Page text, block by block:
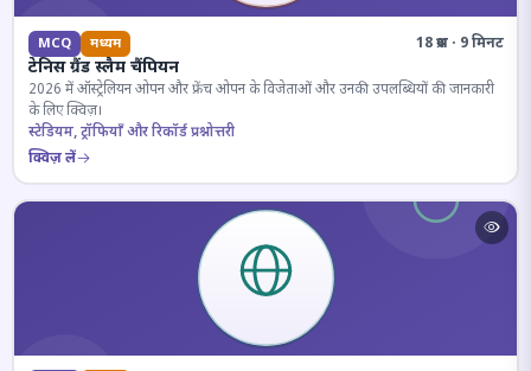
MCQ मध्यम 18 प्रश्न · 9 मिनट
टेनिस ग्रैंड स्लैम चैंपियन
2026 में ऑस्ट्रेलियन ओपन और फ्रेंच ओपन के विजेताओं और उनकी उपलब्धियों की जानकारी
के लिए क्विज़।
स्टेडियम, ट्रॉफियाँ और रिकॉर्ड प्रश्नोत्तरी
क्विज़ लें